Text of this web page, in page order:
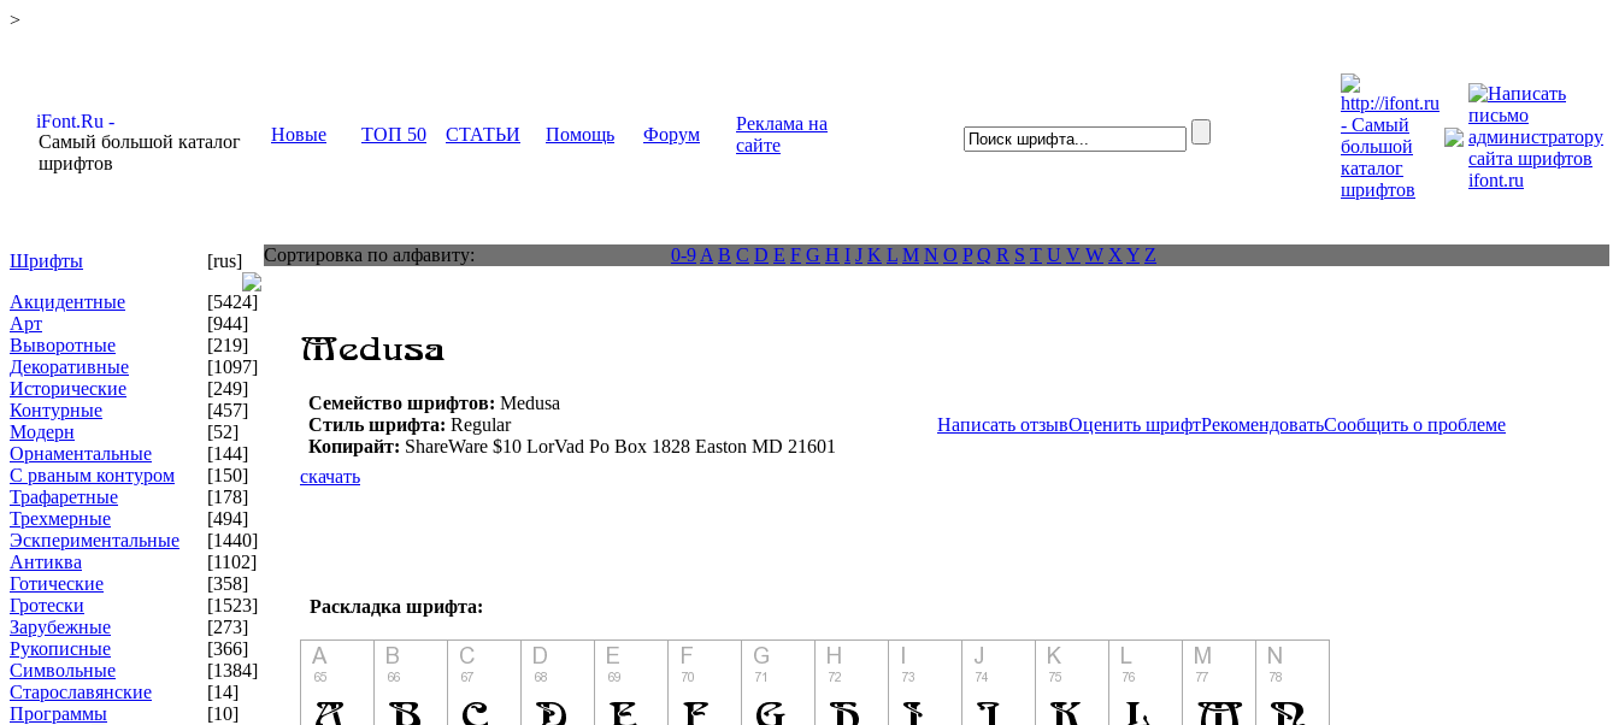
>
Самый большой каталог
шрифтов
Новые ТОП 50 СТАТЬИ Помощь Форум
Реклама на
сайте
Шрифты
[rus]
Акцидентные
[5424]
Арт
[944]
Выворотные
[219]
Декоративные
[1097]
Исторические
[249]
Контурные
[457]
Модерн
[52]
Орнаментальные
[144]
С рваным контуром
[150]
Трафаретные
[178]
Трехмерные
[494]
Эскпериментальные
[1440]
Антиква
[1102]
Готические
[358]
Гротески
[1523]
Зарубежные
[273]
Рукописные
[366]
Символьные
[1384]
Старославянские
[14]
Программы
[10]
Сортировка по алфавиту: 0-9 A B C D E F G H I J K L M N O P Q R S T U V W X Y Z
Семейство шрифтов: Medusa
Стиль шрифта: Regular
Копирайт: ShareWare $10 LorVad Po Box 1828 Easton MD 21601
Написать отзывОценить шрифтРекомендоватьСообщить о проблеме
скачать
Раскладка шрифта: